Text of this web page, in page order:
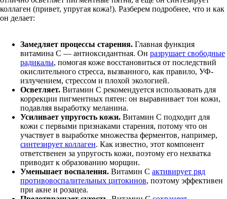
коллаген (привет, упругая кожа!). Разберем подробнее, что и как
он делает:
Замедляет процессы старения. Главная функция
витамина С — антиоксидантная. Он разрушает свободные
радикалы, помогая коже восстановиться от последствий
окислительного стресса, вызванного, как правило, УФ-
излучением, стрессом и плохой экологией.
Осветляет. Витамин С рекомендуется использовать для
коррекции пигментных пятен: он выравнивает тон кожи,
подавляя выработку меланина.
Усиливает упругость кожи. Витамин С подходит для
кожи с первыми признаками старения, потому что он
участвует в выработке множества ферментов, например,
синтезирует коллаген. Как известно, этот компонент
ответственен за упругость кожи, поэтому его нехватка
приводит к образованию морщин.
Уменьшает воспаления. Витамин С активирует ряд
противовоспалительных цитокинов, поэтому эффективен
при акне и розацеа.